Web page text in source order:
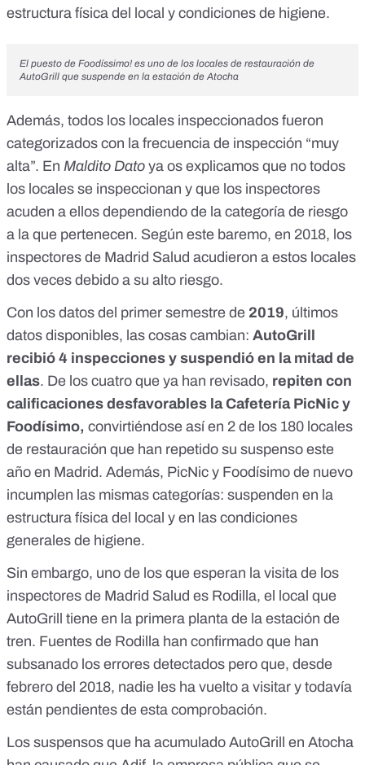
estructura física del local y condiciones de higiene.
El puesto de Foodíssimo! es uno de los locales de restauración de
AutoGrill que suspende en la estación de Atocha
Además, todos los locales inspeccionados fueron
categorizados con la frecuencia de inspección “muy
alta”. En Maldito Dato ya os explicamos que no todos
los locales se inspeccionan y que los inspectores
acuden a ellos dependiendo de la categoría de riesgo
a la que pertenecen. Según este baremo, en 2018, los
inspectores de Madrid Salud acudieron a estos locales
dos veces debido a su alto riesgo.
Con los datos del primer semestre de 2019, últimos
datos disponibles, las cosas cambian: AutoGrill
recibió 4 inspecciones y suspendió en la mitad de
ellas. De los cuatro que ya han revisado, repiten con
calificaciones desfavorables la Cafetería PicNic y
Foodísimo, convirtiéndose así en 2 de los 180 locales
de restauración que han repetido su suspenso este
año en Madrid. Además, PicNic y Foodísimo de nuevo
incumplen las mismas categorías: suspenden en la
estructura física del local y en las condiciones
generales de higiene.
Sin embargo, uno de los que esperan la visita de los
inspectores de Madrid Salud es Rodilla, el local que
AutoGrill tiene en la primera planta de la estación de
tren. Fuentes de Rodilla han confirmado que han
subsanado los errores detectados pero que, desde
febrero del 2018, nadie les ha vuelto a visitar y todavía
están pendientes de esta comprobación.
Los suspensos que ha acumulado AutoGrill en Atocha